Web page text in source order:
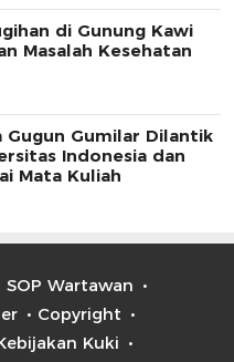
di Gunung Kawi
Masalah Kesehatan
Gugun Gumilar Dilantik
Indonesia dan
Mata Kuliah
SOP Wartawan
Copyright
Kuki